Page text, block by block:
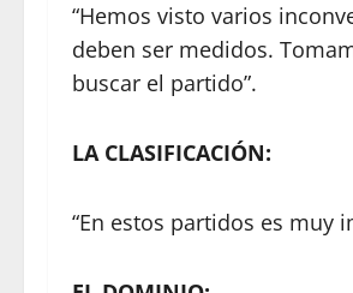
“Hemos visto varios
deben ser medidos.
buscar el partido”.
LA CLASIFICACIÓN:
“En estos partidos es muy